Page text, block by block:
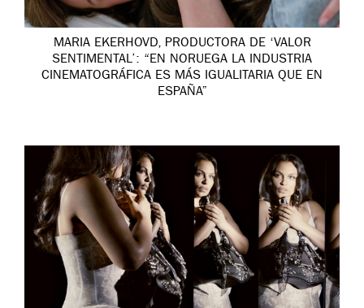
MARIA EKERHOVD, PRODUCTORA DE ‘VALOR
SENTIMENTAL’: “EN NORUEGA LA INDUSTRIA
CINEMATOGRÁFICA ES MÁS IGUALITARIA QUE EN
ESPAÑA”